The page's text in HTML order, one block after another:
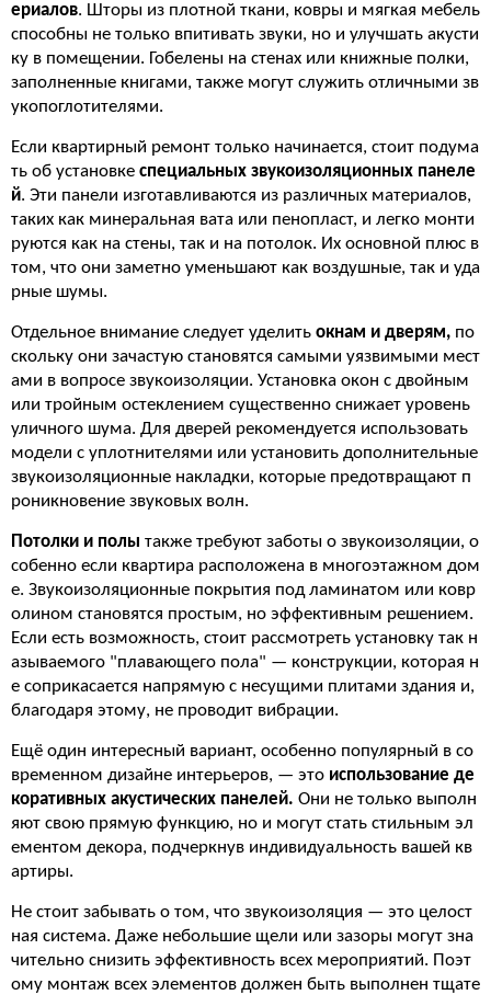
ериалов. Шторы из плотной ткани, ковры и мягкая мебель
способны не только впитивать звуки, но и улучшать акусти
ку в помещении. Гобелены на стенах или книжные полки,
заполненные книгами, также могут служить отличными зв
укопоглотителями.
Если квартирный ремонт только начинается, стоит подума
ть об установке специальных звукоизоляционных панеле
й. Эти панели изготавливаются из различных материалов,
таких как минеральная вата или пенопласт, и легко монти
руются как на стены, так и на потолок. Их основной плюс в
том, что они заметно уменьшают как воздушные, так и уда
рные шумы.
Отдельное внимание следует уделить окнам и дверям, по
скольку они зачастую становятся самыми уязвимыми мест
ами в вопросе звукоизоляции. Установка окон с двойным
или тройным остеклением существенно снижает уровень
уличного шума. Для дверей рекомендуется использовать
модели с уплотнителями или установить дополнительные
звукоизоляционные накладки, которые предотвращают п
роникновение звуковых волн.
Потолки и полы также требуют заботы о звукоизоляции, о
собенно если квартира расположена в многоэтажном дом
е. Звукоизоляционные покрытия под ламинатом или ковр
олином становятся простым, но эффективным решением.
Если есть возможность, стоит рассмотреть установку так н
азываемого "плавающего пола" — конструкции, которая н
е соприкасается напрямую с несущими плитами здания и,
благодаря этому, не проводит вибрации.
Ещё один интересный вариант, особенно популярный в со
временном дизайне интерьеров, — это использование де
коративных акустических панелей. Они не только выполн
яют свою прямую функцию, но и могут стать стильным эл
ементом декора, подчеркнув индивидуальность вашей кв
артиры.
Не стоит забывать о том, что звукоизоляция — это целост
ная система. Даже небольшие щели или зазоры могут зна
чительно снизить эффективность всех мероприятий. Поэт
ому монтаж всех элементов должен быть выполнен тщате